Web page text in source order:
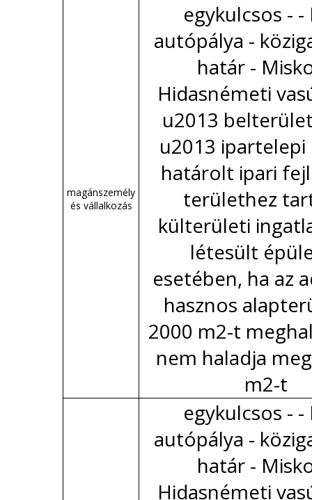
magánszemély
és vállalkozás
egykulcsos - -
autópálya -
határ -
Hidasnémeti
u2013
u2013
határolt ipari
területhez
külterületi
létesült
esetében, ha az
hasznos
2000 m2-t
nem haladja
m2-t
egykulcsos - -
autópálya -
határ -
Hidasnémeti